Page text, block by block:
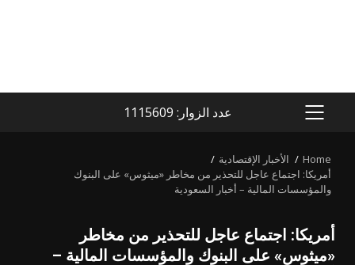
PRIMARY
عدد الزوار: 1115609
Home
الأخبار الإقتصادية
أمريكا: اجتماع عاجل للتحذير من مخاطر «ميثوس» على البنوك
والمؤسسات المالية – أخبار السعودية
أمريكا: اجتماع عاجل للتحذير من مخاطر
«ميثوس» على البنوك والمؤسسات المالية –